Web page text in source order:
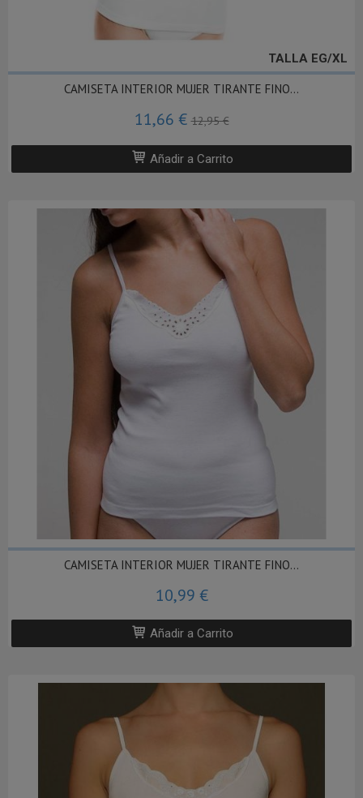
TALLA EG/XL
CAMISETA INTERIOR MUJER TIRANTE FINO...
11,66 €12,95 €
Añadir a Carrito
CAMISETA INTERIOR MUJER TIRANTE FINO...
10,99 €
Añadir a Carrito